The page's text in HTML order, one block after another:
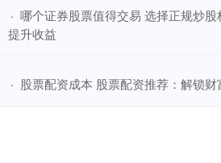
· 哪个证券股票值得交易 选择正规炒
提升收益
· 股票配资成本 股票配资推荐：解锁